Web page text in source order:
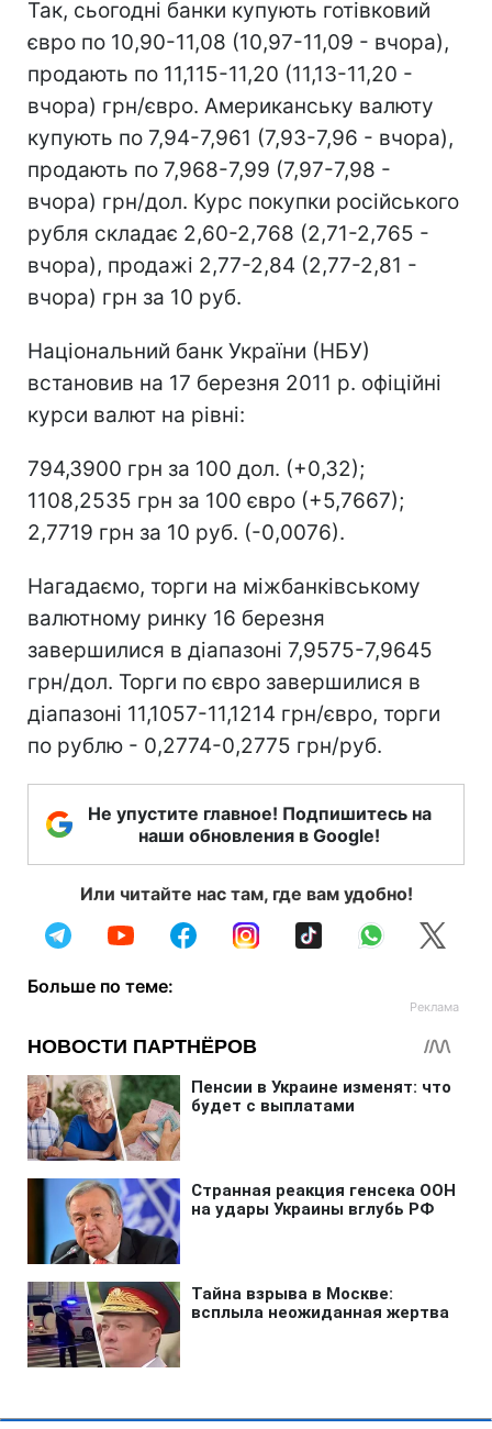
Так, сьогодні банки купують готівковий
євро по 10,90-11,08 (10,97-11,09 - вчора),
продають по 11,115-11,20 (11,13-11,20 -
вчора) грн/євро. Американську валюту
купують по 7,94-7,961 (7,93-7,96 - вчора),
продають по 7,968-7,99 (7,97-7,98 -
вчора) грн/дол. Курс покупки російського
рубля складає 2,60-2,768 (2,71-2,765 -
вчора), продажі 2,77-2,84 (2,77-2,81 -
вчора) грн за 10 руб.
Національний банк України (НБУ)
встановив на 17 березня 2011 р. офіційні
курси валют на рівні:
794,3900 грн за 100 дол. (+0,32);
1108,2535 грн за 100 євро (+5,7667);
2,7719 грн за 10 руб. (-0,0076).
Нагадаємо, торги на міжбанківському
валютному ринку 16 березня
завершилися в діапазоні 7,9575-7,9645
грн/дол. Торги по євро завершилися в
діапазоні 11,1057-11,1214 грн/євро, торги
по рублю - 0,2774-0,2775 грн/руб.
Не упустите главное! Подпишитесь на
наши обновления в Google!
Или читайте нас там, где вам удобно!
Больше по теме: